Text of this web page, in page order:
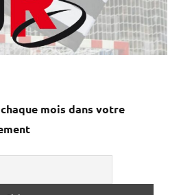
mois dans votre